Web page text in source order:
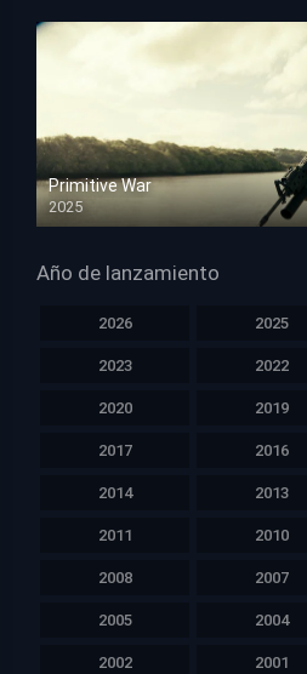
Primitive War
2025
HD 1080p
Año de lanzamiento
2026 2025
2023 2022
2020 2019
2017 2016
2014 2013
2011 2010
2008 2007
2005 2004
2002 2001